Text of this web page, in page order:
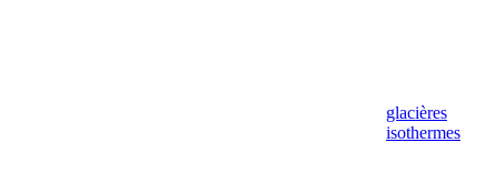
glacières
isothermes